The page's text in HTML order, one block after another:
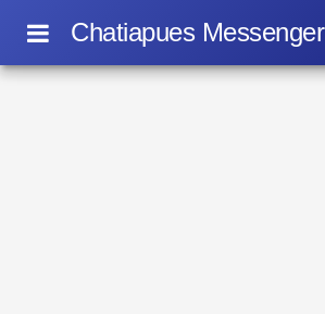
Chatiapues Messenger